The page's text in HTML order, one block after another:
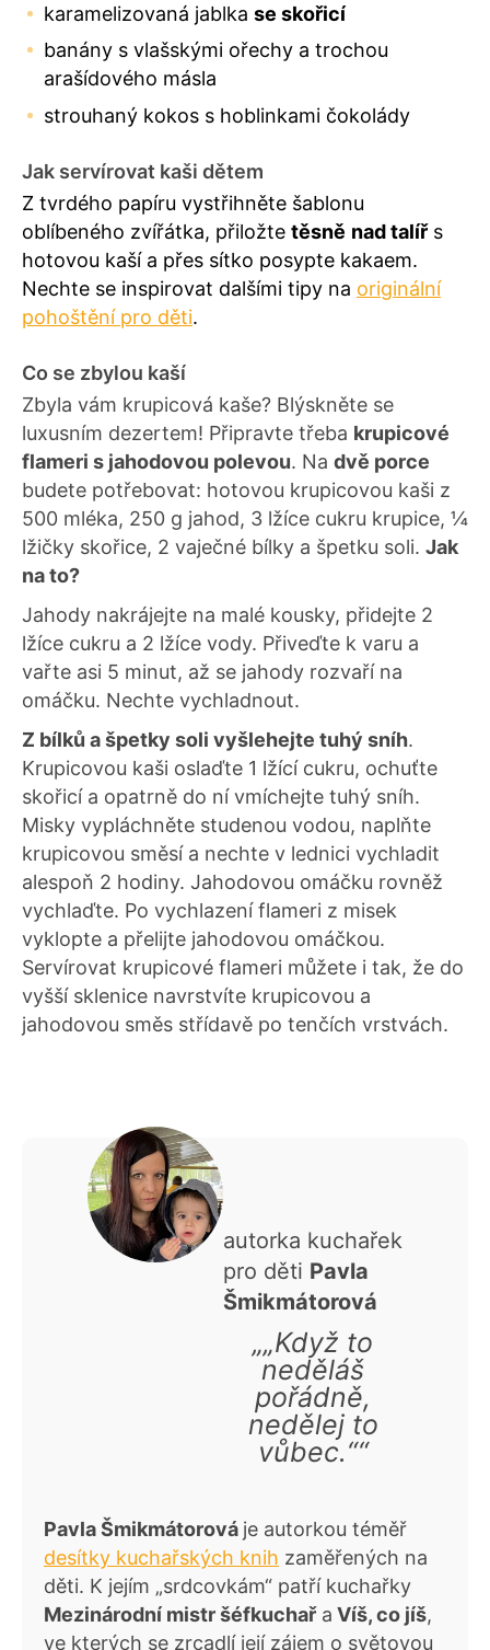
karamelizovaná jablka se skořicí
banány s vlašskými ořechy a trochou
arašídového másla
strouhaný kokos s hoblinkami čokolády
Jak servírovat kaši dětem
Z tvrdého papíru vystřihněte šablonu
oblíbeného zvířátka, přiložte těsně nad talířs
hotovou kaší a přes sítko posypte kakaem.
Nechte se inspirovat dalšími tipy na originální
pohoštění pro děti.
Co se zbylou kaší
Zbyla vám krupicová kaše? Blýskněte se
luxusním dezertem! Připravte třeba krupicové
flameri s jahodovou polevou. Na dvě porce
budete potřebovat: hotovou krupicovou kaši z
500 mléka, 250 g jahod, 3 lžíce cukru krupice, ¼
lžičky skořice, 2 vaječné bílky a špetku soli. Jak
na to?
Jahody nakrájejte na malé kousky, přidejte 2
lžíce cukru a 2 lžíce vody. Přiveďte k varu a
vařte asi 5 minut, až se jahody rozvaří na
omáčku. Nechte vychladnout.
Z bílků a špetky soli vyšlehejte tuhý sníh.
Krupicovou kaši oslaďte 1 lžící cukru, ochuťte
skořicí a opatrně do ní vmíchejte tuhý sníh.
Misky vypláchněte studenou vodou, naplňte
krupicovou směsí a nechte v lednici vychladit
alespoň 2 hodiny. Jahodovou omáčku rovněž
vychlaďte. Po vychlazení flameri z misek
vyklopte a přelijte jahodovou omáčkou.
Servírovat krupicové flameri můžete i tak, že do
vyšší sklenice navrstvíte krupicovou a
jahodovou směs střídavě po tenčích vrstvách.
autorka kuchařek
pro děti Pavla
Šmikmátorová
„„Když to
neděláš
pořádně,
nedělej to
vůbec.““
Pavla Šmikmátorová je autorkou téměř
desítky kuchařských knih zaměřených na
děti. K jejím „srdcovkám“ patří kuchařky
Mezinárodní mistr šéfkuchařa Víš, co jíš,
ve kterých se zrcadlí její zájem o světovou